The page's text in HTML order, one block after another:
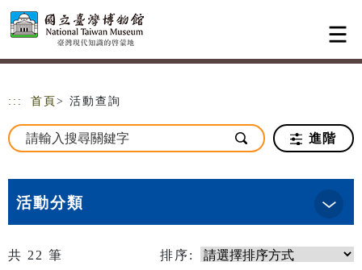
跳到主要內容
網站導覽
::: 首頁 > 活動查詢
進階
活動分類
共 22 筆 排序: